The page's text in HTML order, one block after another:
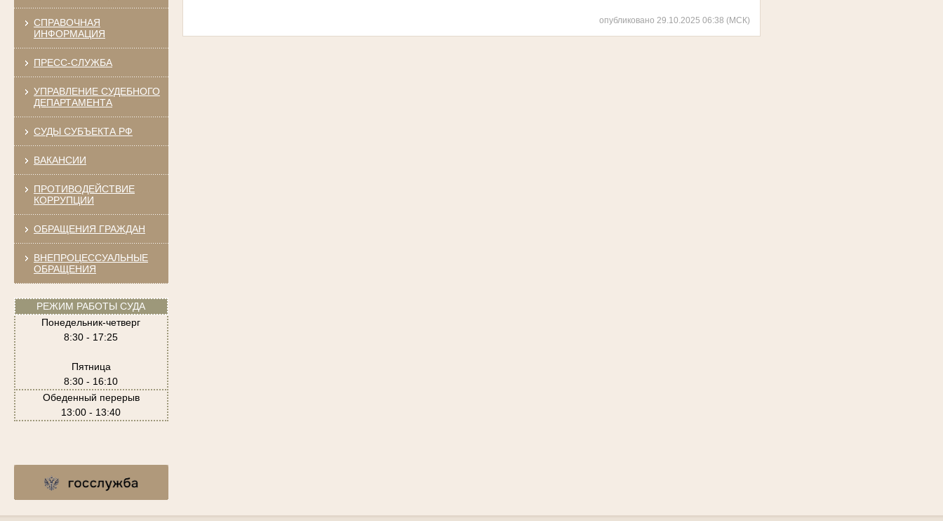
СПРАВОЧНАЯ
ИНФОРМАЦИЯ
ПРЕСС-СЛУЖБА
УПРАВЛЕНИЕ СУДЕБНОГО
ДЕПАРТАМЕНТА
СУДЫ СУБЪЕКТА РФ
ВАКАНСИИ
ПРОТИВОДЕЙСТВИЕ
КОРРУПЦИИ
ОБРАЩЕНИЯ ГРАЖДАН
ВНЕПРОЦЕССУАЛЬНЫЕ
ОБРАЩЕНИЯ
РЕЖИМ РАБОТЫ СУДА
Понедельник-четверг
8:30 - 17:25
Пятница
8:30 - 16:10
Обеденный перерыв
13:00 - 13:40
опубликовано 29.10.2025 06:38 (МСК)